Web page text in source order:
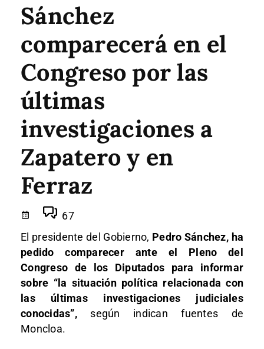
Sánchez
comparecerá en el
Congreso por las
últimas
investigaciones a
Zapatero y en
Ferraz
67
El presidente del Gobierno, Pedro Sánchez, ha
pedido comparecer ante el Pleno del
Congreso de los Diputados para informar
sobre “la situación política relacionada con
las últimas investigaciones judiciales
conocidas”,según indican fuentes de
Moncloa.